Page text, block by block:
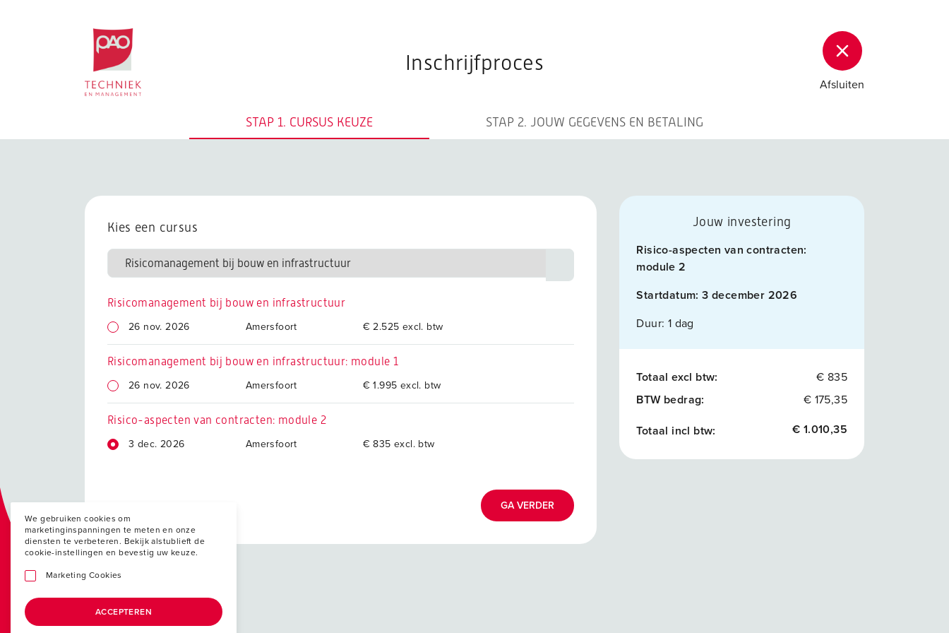
Postacademische cursussen, leergangen en opleidingen
Inschrijfproces
Afsluiten
STAP 1. CURSUS KEUZE STAP 2. JOUW GEGEVENS EN BETALING
Kies een cursus
Risicomanagement bij bouw en infrastructuur
26 nov. 2026 Amersfoort € 2.525 excl. btw
Risicomanagement bij bouw en infrastructuur: module 1
26 nov. 2026 Amersfoort € 1.995 excl. btw
Risico-aspecten van contracten: module 2
3 dec. 2026 Amersfoort € 835 excl. btw
GA VERDER
Jouw investering
Risico-aspecten van contracten:
module 2
Startdatum:3 december 2026
Duur: 1 dag
Totaal excl btw:
BTW bedrag:
Totaal incl btw:
€ 835
€ 175,35
€ 1.010,35
We gebruiken cookies om
marketinginspanningen te meten en onze
diensten te verbeteren. Bekijk alstublieft de
cookie-instellingen en bevestig uw keuze.
Marketing Cookies
ACCEPTEREN